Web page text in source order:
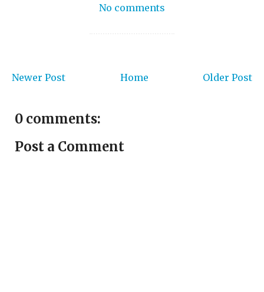
No comments
Newer Post Older Post
Home
0 comments:
Post a Comment